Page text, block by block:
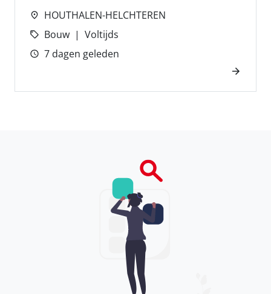
HOUTHALEN-HELCHTEREN
Bouw
Voltijds
7 dagen geleden